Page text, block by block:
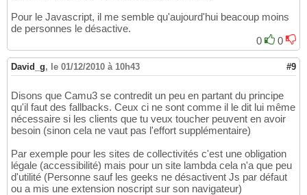
Pour le Javascript, il me semble qu'aujourd'hui beacoup moins
de personnes le désactive.
0
0
David_g, le 01/12/2010 à 10h43 #9
Disons que Camu3 se contredit un peu en partant du principe
qu'il faut des fallbacks. Ceux ci ne sont comme il le dit lui même
nécessaire si les clients que tu veux toucher peuvent en avoir
besoin (sinon cela ne vaut pas l'effort supplémentaire)
Par exemple pour les sites de collectivités c'est une obligation
légale (accessibilité) mais pour un site lambda cela n'a que peu
d'utilité (Personne sauf les geeks ne désactivent Js par défaut
ou a mis une extension noscript sur son navigateur)